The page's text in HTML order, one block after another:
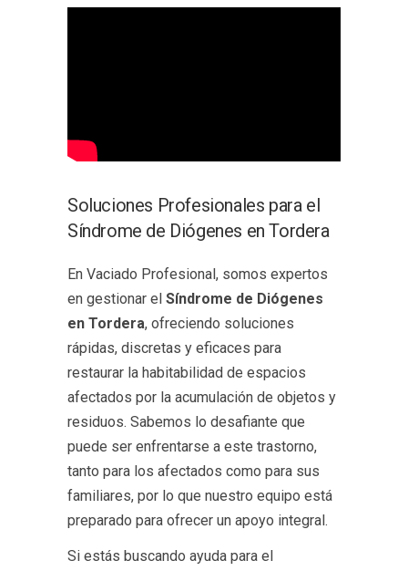
Soluciones Profesionales para el
Síndrome de Diógenes en Tordera
En Vaciado Profesional, somos expertos
en gestionar el Síndrome de Diógenes
en Tordera, ofreciendo soluciones
rápidas, discretas y eficaces para
restaurar la habitabilidad de espacios
afectados por la acumulación de objetos y
residuos. Sabemos lo desafiante que
puede ser enfrentarse a este trastorno,
tanto para los afectados como para sus
familiares, por lo que nuestro equipo está
preparado para ofrecer un apoyo integral.
Si estás buscando ayuda para el